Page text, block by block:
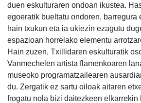
duen eskulturaren ondoan ikustea.
egoeratik bueltatu ondoren, barregura
hain txukun eta ia ukiezin ezagutu
espazioan horrelako elementu
Hain zuzen, Txillidaren eskulturatik
Vanmechelen artista flamenkoaren
museoko programatzailearen
du. Zergatik ez sartu oiloak aitaren
frogatu nola bizi daitezkeen elkarrekin